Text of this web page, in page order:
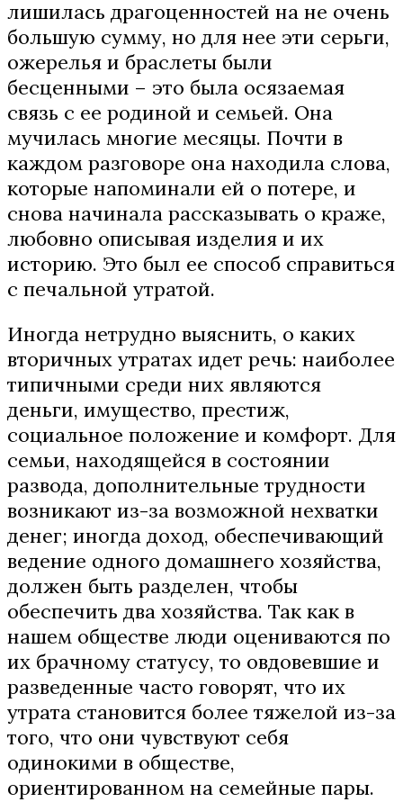
лишилась драгоценностей на не очень
большую сумму, но для нее эти серьги,
ожерелья и браслеты были
бесценными – это была осязаемая
связь с ее родиной и семьей. Она
мучилась многие месяцы. Почти в
каждом разговоре она находила слова,
которые напоминали ей о потере, и
снова начинала рассказывать о краже,
любовно описывая изделия и их
историю. Это был ее способ справиться
с печальной утратой.
Иногда нетрудно выяснить, о каких
вторичных утратах идет речь: наиболее
типичными среди них являются
деньги, имущество, престиж,
социальное положение и комфорт. Для
семьи, находящейся в состоянии
развода, дополнительные трудности
возникают из-за возможной нехватки
денег; иногда доход, обеспечивающий
ведение одного домашнего хозяйства,
должен быть разделен, чтобы
обеспечить два хозяйства. Так как в
нашем обществе люди оцениваются по
их брачному статусу, то овдовевшие и
разведенные часто говорят, что их
утрата становится более тяжелой из-за
того, что они чувствуют себя
одинокими в обществе,
ориентированном на семейные пары.